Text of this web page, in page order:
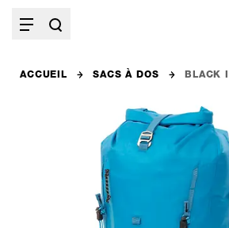
ACCUEIL SACS À DOS BLACK